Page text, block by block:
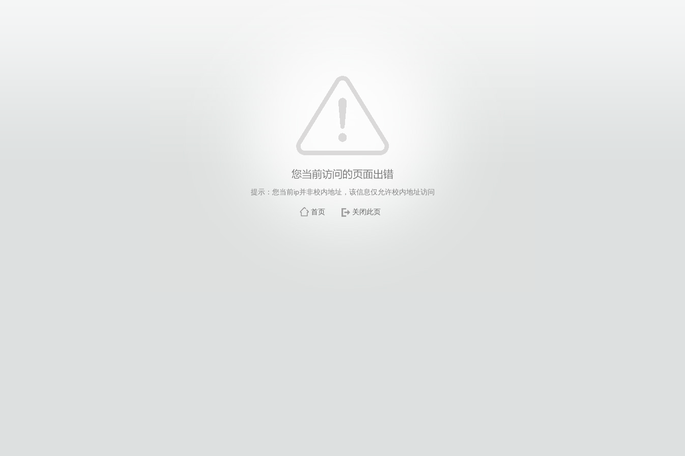
提示：您当前ip并非校内地址，该信息仅允许校内地址访问
首页 关闭此页